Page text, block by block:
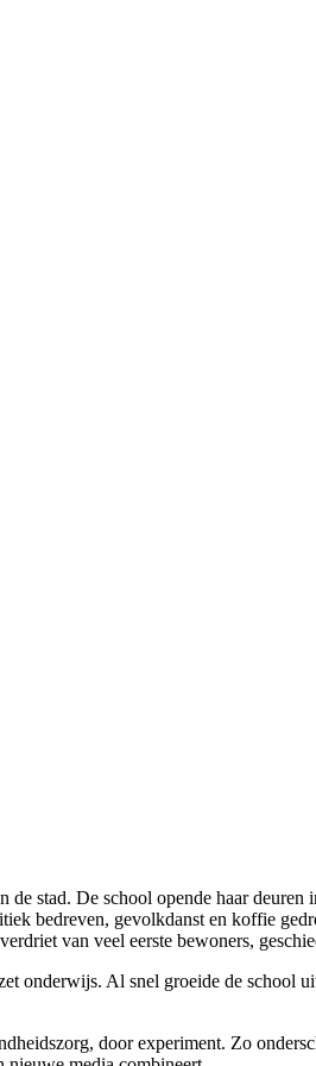
de stad. De school opende haar
bedreven, gevolkdanst en koffie
van veel eerste bewoners,
onderwijs. Al snel groeide de
door experiment. Zo